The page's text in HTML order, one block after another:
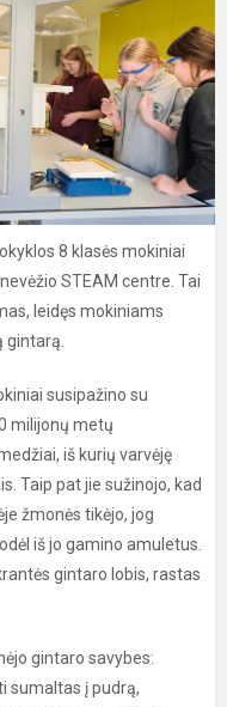
8 klasės mokiniai
STEAM centre. Tai
leidęs mokiniams
gintarą.
susipažino su
milijonų metų
iš kurių varvėję
Taip pat jie sužinojo, kad
žmonės tikėjo, jog
iš jo gamino amuletus.
gintaro lobis, rastas
gintaro savybes:
sumaltas į pudrą,